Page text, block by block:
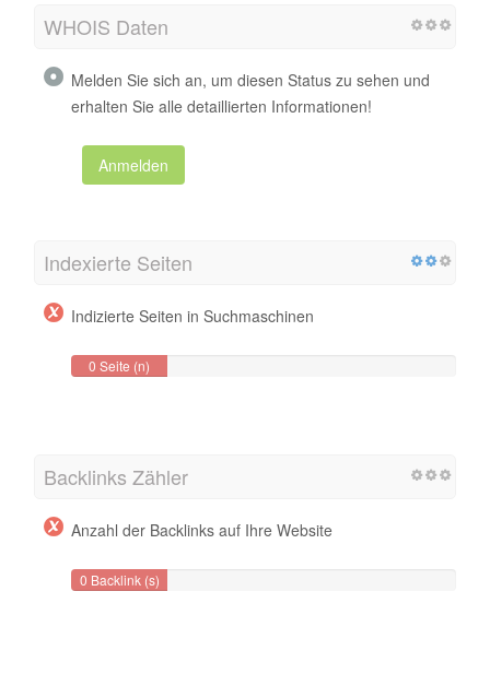
WHOIS Daten
Melden Sie sich an, um diesen Status zu sehen und
erhalten Sie alle detaillierten Informationen!
Anmelden
Indexierte Seiten
Indizierte Seiten in Suchmaschinen
0 Seite (n)
Backlinks Zähler
Anzahl der Backlinks auf Ihre Website
0 Backlink (s)